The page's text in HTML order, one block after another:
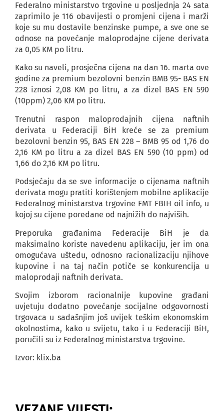
Federalno ministarstvo trgovine u posljednja 24 sata
zaprimilo je 116 obavijesti o promjeni cijena i marži
koje su mu dostavile benzinske pumpe, a sve one se
odnose na povećanje maloprodajne cijene derivata
za 0,05 KM po litru.
Kako su naveli, prosječna cijena na dan 16. marta ove
godine za premium bezolovni benzin BMB 95- BAS EN
228 iznosi 2,08 KM po litru, a za dizel BAS EN 590
(10ppm) 2,06 KM po litru.
Trenutni raspon maloprodajnih cijena naftnih
derivata u Federaciji BiH kreće se za premium
bezolovni benzin 95, BAS EN 228 – BMB 95 od 1,76 do
2,16 KM po litru a za dizel BAS EN 590 (10 ppm) od
1,66 do 2,16 KM po litru.
Podsjećaju da se sve informacije o cijenama naftnih
derivata mogu pratiti korištenjem mobilne aplikacije
Federalnog ministarstva trgovine FMT FBIH oil info, u
kojoj su cijene poredane od najnižih do najviših.
Preporuka građanima Federacije BiH je da
maksimalno koriste navedenu aplikaciju, jer im ona
omogućava uštedu, odnosno racionalizaciju njihove
kupovine i na taj način potiče se konkurencija u
maloprodaji naftnih derivata.
Svojim izborom racionalnije kupovine građani
uvjetuju dodatno povećanje socijalne odgovornosti
trgovaca u sadašnjim još uvijek teškim ekonomskim
okolnostima, kako u svijetu, tako i u Federaciji BiH,
poručili su iz Federalnog ministarstva trgovine.
Izvor: klix.ba